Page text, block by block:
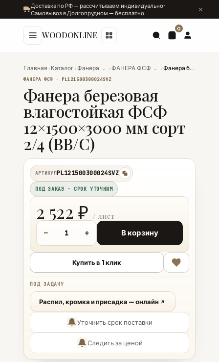
Доставка по РФ — рассчитываем индивидуально ·
Самовывоз в Долгопрудном — бесплатно
WOODONLINE
0
Главная › Каталог ›Фанера ⌄ ›ФАНЕРА ФСФ ⌄ › Фанера березовая влагостойкая ФСФ 12×1500×3000 мм сорт 2/4 (ВВ/C)
ФАНЕРА ФСФ · PL121500300024SVZ
Фанера березовая
влагостойкая ФСФ
12×1500×3000 мм сорт
2/4 (ВВ/C)
АРТИКУЛPL121500300024SVZ
копировать
ПОД ЗАКАЗ · СРОК УТОЧНИМ
2 522 ₽
− + В корзину
Купить в 1 клик
ПОД ЗАДАЧУ
Распил, кромка и присадка — онлайн
Уточнить срок поставки
Следить за ценой